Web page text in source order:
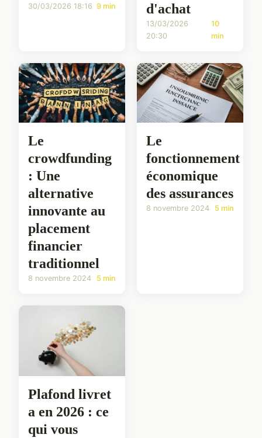
30/03/2026 18:16 9 min
d'achat
13/03/2026
20:30
10
min
Le
crowdfunding
: Une
alternative
innovante au
placement
financier
traditionnel
8 novembre 2024 5 min
Le
fonctionnement
économique
des assurances
8 novembre 2024 5 min
Plafond livret
a en 2026 : ce
qui vous